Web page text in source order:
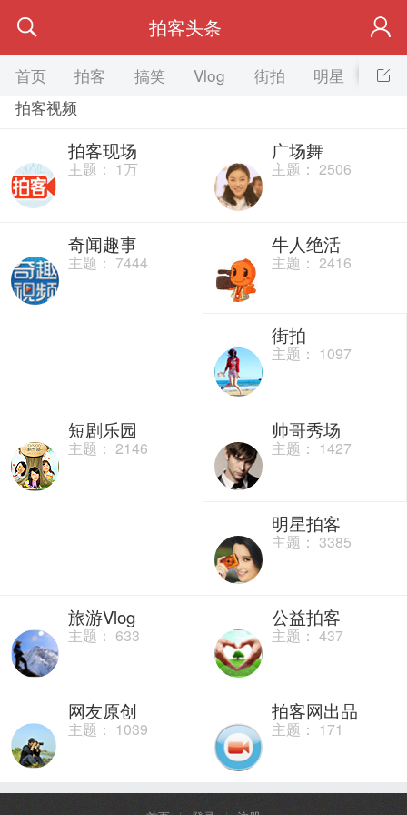
拍客头条
首页 拍客 搞笑 Vlog 街拍 明星
美女
拍客视频
拍客现场
主题： 1万
广场舞
主题： 2506
奇闻趣事
主题： 7444
牛人绝活
主题： 2416
街拍
主题： 1097
短剧乐园
主题： 2146
帅哥秀场
主题： 1427
明星拍客
主题： 3385
旅游Vlog
主题： 633
公益拍客
主题： 437
网友原创
主题： 1039
拍客网出品
主题： 171